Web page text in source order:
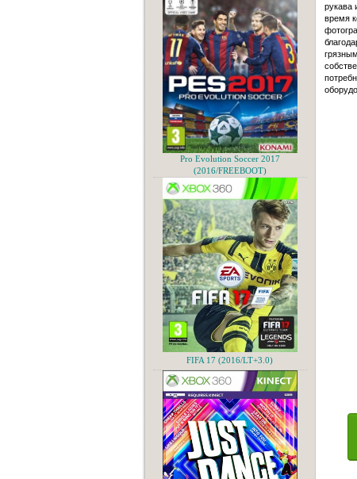
рукава
время
Pro Evolution Soccer 2017
(2016/FREEBOOT)
FIFA 17 (2016/LT+3.0)